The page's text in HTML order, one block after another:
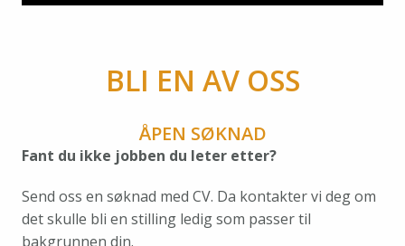
BLI EN AV OSS
ÅPEN SØKNAD
Fant du ikke jobben du leter etter?
Send oss en søknad med CV. Da kontakter vi deg om
det skulle bli en stilling ledig som passer til
bakgrunnen din.